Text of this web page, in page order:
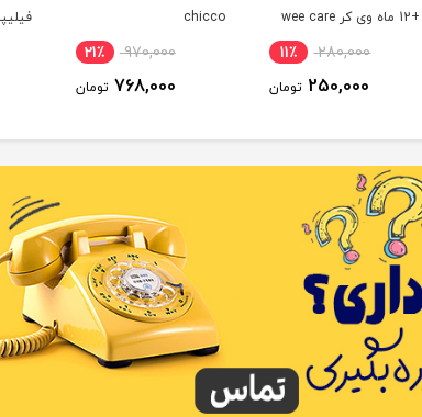
+12 ماه وی کر wee care
280,000 11٪
250,000 تومان
chicco
970,000 21٪
768,000 تومان